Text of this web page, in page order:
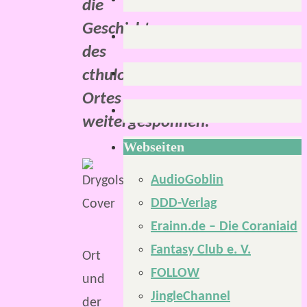
die
Geschichte
des
cthuloiden
Ortes
weitergesponnen.
um
den
cthuloiden
Ort
und
der
Webseiten
AudioGoblin
DDD-Verlag
Erainn.de – Die Coraniaid
Fantasy Club e. V.
FOLLOW
JingleChannel